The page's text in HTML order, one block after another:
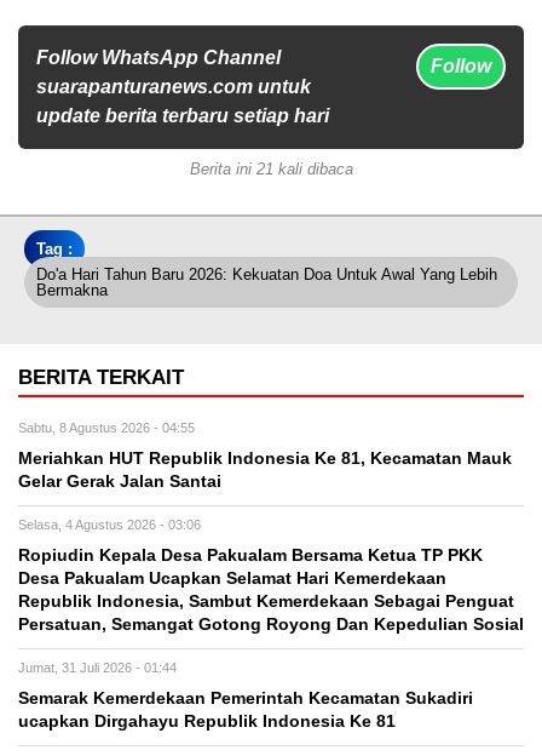
Follow WhatsApp Channel
suarapanturanews.com untuk
update berita terbaru setiap hari
Follow
Berita ini 21 kali dibaca
Tag :
Do'a Hari Tahun Baru 2026: Kekuatan Doa Untuk Awal Yang Lebih
Bermakna
BERITA TERKAIT
Sabtu, 8 Agustus 2026 - 04:55
Meriahkan HUT Republik Indonesia Ke 81, Kecamatan Mauk
Gelar Gerak Jalan Santai
Selasa, 4 Agustus 2026 - 03:06
Ropiudin Kepala Desa Pakualam Bersama Ketua TP PKK
Desa Pakualam Ucapkan Selamat Hari Kemerdekaan
Republik Indonesia, Sambut Kemerdekaan Sebagai Penguat
Persatuan, Semangat Gotong Royong Dan Kepedulian Sosial
Jumat, 31 Juli 2026 - 01:44
Semarak Kemerdekaan Pemerintah Kecamatan Sukadiri
ucapkan Dirgahayu Republik Indonesia Ke 81